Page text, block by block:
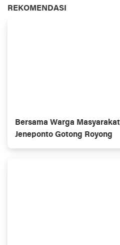
REKOMENDASI
Bersama Warga
Jeneponto Gotong Royong